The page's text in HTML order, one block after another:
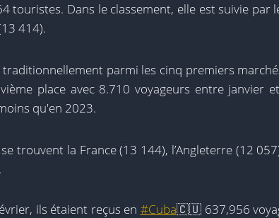
touristes. Dans le classement, elle est suivie par
414).
traditionnellement parmi les cinq premiers
place avec 8.710 voyageurs entre janvier
qu'en 2023.
se trouvent la France (13 144), l’Angleterre (12
ils étaient reçus en #Cuba🇨🇺 637,956